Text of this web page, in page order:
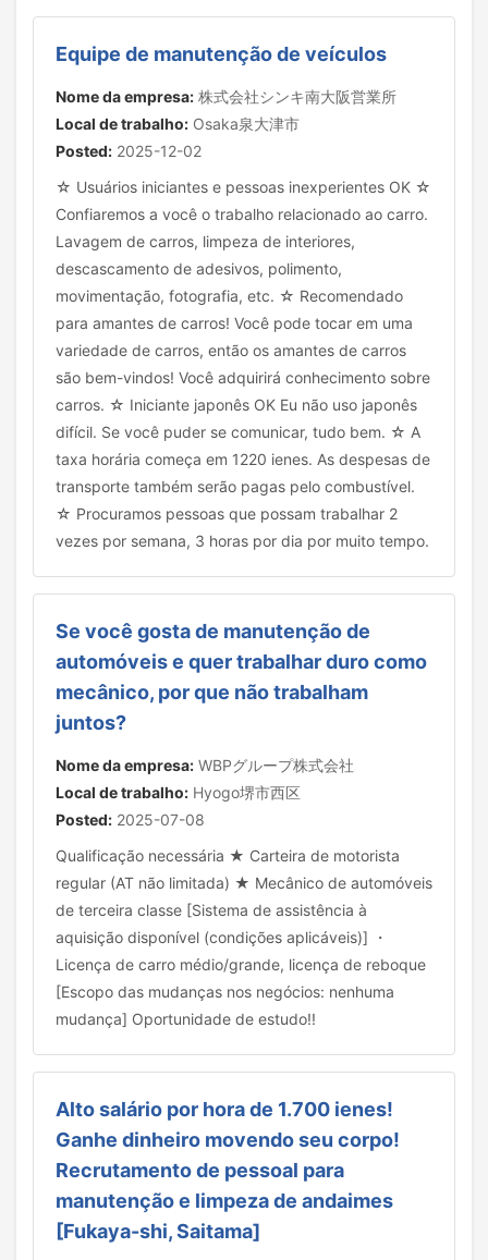
Equipe de manutenção de veículos
Nome da empresa: 株式会社シンキ南大阪営業所
Local de trabalho: Osaka泉大津市
Posted: 2025-12-02
☆ Usuários iniciantes e pessoas inexperientes OK ☆
Confiaremos a você o trabalho relacionado ao carro.
Lavagem de carros, limpeza de interiores,
descascamento de adesivos, polimento,
movimentação, fotografia, etc. ☆ Recomendado
para amantes de carros! Você pode tocar em uma
variedade de carros, então os amantes de carros
são bem-vindos! Você adquirirá conhecimento sobre
carros. ☆ Iniciante japonês OK Eu não uso japonês
difícil. Se você puder se comunicar, tudo bem. ☆ A
taxa horária começa em 1220 ienes. As despesas de
transporte também serão pagas pelo combustível.
☆ Procuramos pessoas que possam trabalhar 2
vezes por semana, 3 horas por dia por muito tempo.
Se você gosta de manutenção de
automóveis e quer trabalhar duro como
mecânico, por que não trabalham
juntos?
Nome da empresa: WBPグループ株式会社
Local de trabalho: Hyogo堺市西区
Posted: 2025-07-08
Qualificação necessária ★ Carteira de motorista
regular (AT não limitada) ★ Mecânico de automóveis
de terceira classe [Sistema de assistência à
aquisição disponível (condições aplicáveis)] ・
Licença de carro médio/grande, licença de reboque
[Escopo das mudanças nos negócios: nenhuma
mudança] Oportunidade de estudo!!
Alto salário por hora de 1.700 ienes!
Ganhe dinheiro movendo seu corpo!
Recrutamento de pessoal para
manutenção e limpeza de andaimes
[Fukaya-shi, Saitama]